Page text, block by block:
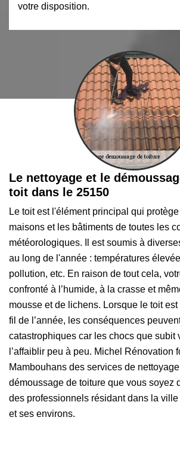
votre disposition.
Le nettoyage et le
toit dans le 25150
Le toit est l'élément principal qui
maisons et les bâtiments de toutes les
météorologiques. Il est soumis à
au long de l'année : températures
pollution, etc. En raison de tout cela,
confronté à l’humide, à la crasse et
mousse et de lichens. Lorsque le toit
fil de l’année, les conséquences
catastrophiques car les chocs que subit
l’affaiblir peu à peu. Michel Rénovation
Mambouhans des services de
démoussage de toiture que vous soyez
des professionnels résidant dans la
et ses environs.